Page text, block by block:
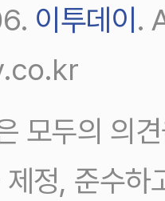
이투데이.
모두의 의
제정, 준수하